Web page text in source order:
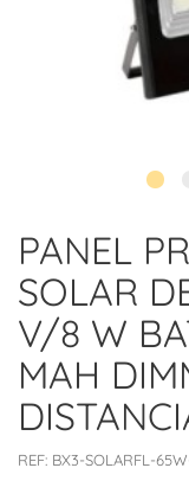
PANEL
SOLAR
V/8 W
MAH
REF: BX3-SOLARFL-